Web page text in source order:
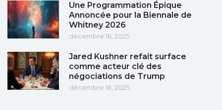
Une Programmation Épique
Annoncée pour la Biennale de
Whitney 2026
décembre 16, 2025
Jared Kushner refait surface
comme acteur clé des
négociations de Trump
décembre 16, 2025